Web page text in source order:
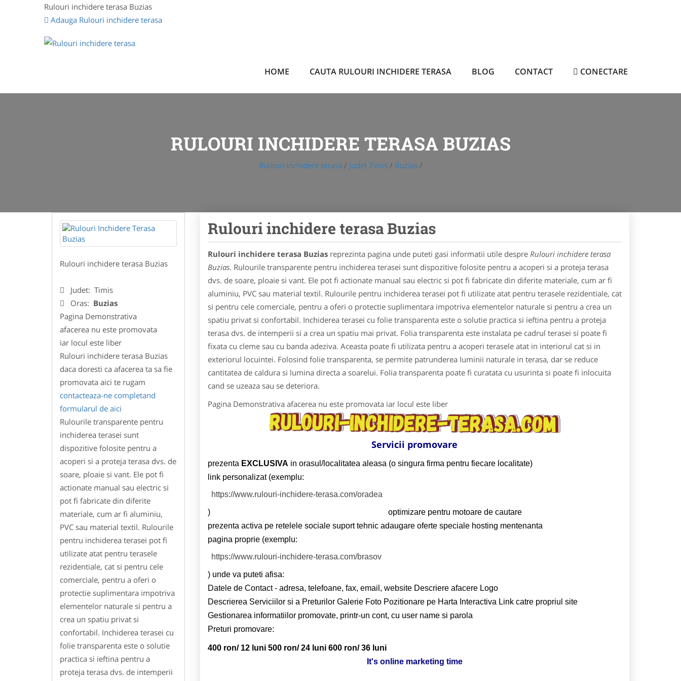
Rulouri inchidere terasa Buzias
Adauga Rulouri inchidere terasa
HOME CAUTA RULOURI INCHIDERE TERASA BLOG CONTACT CONECTARE
RULOURI INCHIDERE TERASA BUZIAS
Rulouri inchidere terasa / Judet Timis/ Buzias/
Rulouri inchidere terasa Buzias
Judet: Timis
Oras: Buzias
Pagina Demonstrativa
afacerea nu este promovata
iar locul este liber
Rulouri inchidere terasa Buzias
daca doresti ca afacerea ta sa fie
promovata aici te rugam
contacteaza-ne completand
formularul de aici
Rulourile transparente pentru
inchiderea terasei sunt
dispozitive folosite pentru a
acoperi si a proteja terasa dvs. de
soare, ploaie si vant. Ele pot fi
actionate manual sau electric si
pot fi fabricate din diferite
materiale, cum ar fi aluminiu,
PVC sau material textil. Rulourile
pentru inchiderea terasei pot fi
utilizate atat pentru terasele
rezidentiale, cat si pentru cele
comerciale, pentru a oferi o
protectie suplimentara impotriva
elementelor naturale si pentru a
crea un spatiu privat si
confortabil. Inchiderea terasei cu
folie transparenta este o solutie
practica si ieftina pentru a
proteja terasa dvs. de intemperii
Rulouri inchidere terasa Buzias
Rulouri inchidere terasa Buziasreprezinta pagina unde puteti gasi informatii utile despre Rulouri inchidere terasa
Buzias. Rulourile transparente pentru inchiderea terasei sunt dispozitive folosite pentru a acoperi si a proteja terasa
dvs. de soare, ploaie si vant. Ele pot fi actionate manual sau electric si pot fi fabricate din diferite materiale, cum ar fi
aluminiu, PVC sau material textil. Rulourile pentru inchiderea terasei pot fi utilizate atat pentru terasele rezidentiale, cat
si pentru cele comerciale, pentru a oferi o protectie suplimentara impotriva elementelor naturale si pentru a crea un
spatiu privat si confortabil. Inchiderea terasei cu folie transparenta este o solutie practica si ieftina pentru a proteja
terasa dvs. de intemperii si a crea un spatiu mai privat. Folia transparenta este instalata pe cadrul terasei si poate fi
fixata cu cleme sau cu banda adeziva. Aceasta poate fi utilizata pentru a acoperi terasele atat in interiorul cat si in
exteriorul locuintei. Folosind folie transparenta, se permite patrunderea luminii naturale in terasa, dar se reduce
cantitatea de caldura si lumina directa a soarelui. Folia transparenta poate fi curatata cu usurinta si poate fi inlocuita
cand se uzeaza sau se deteriora.
Pagina Demonstrativa afacerea nu este promovata iar locul este liber
Servicii promovare
prezenta EXCLUSIVA in orasul/localitatea aleasa (o singura firma pentru fiecare localitate)
link personalizat (exemplu:
https://www.rulouri-inchidere-terasa.com/oradea
)
optimizare pentru motoare de cautare
prezenta activa pe retelele sociale suport tehnic adaugare oferte speciale hosting mentenanta
pagina proprie (exemplu:
https://www.rulouri-inchidere-terasa.com/brasov
) unde va puteti afisa:
Datele de Contact - adresa, telefoane, fax, email, website Descriere afacere Logo
Descrierea Serviciilor si a Preturilor Galerie Foto Pozitionare pe Harta Interactiva Link catre propriul site
Gestionarea informatiilor promovate, printr-un cont, cu user name si parola
Preturi promovare:
400 ron/ 12 luni 500 ron/ 24 luni 600 ron/ 36 luni
It's online marketing time